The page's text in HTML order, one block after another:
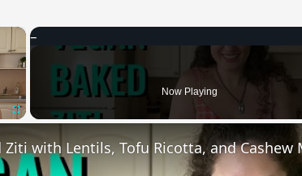
×
Now Playing
Ziti with Lentils, Tofu Ricotta, and Cashew